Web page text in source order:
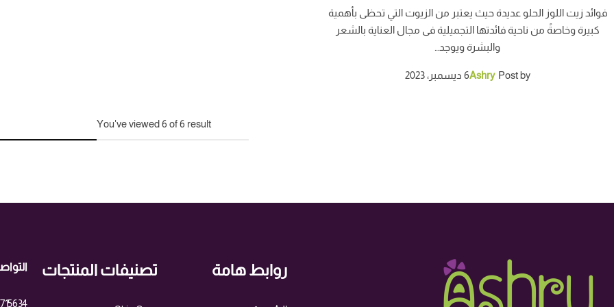
فوائد زيت اللوز الحلو عديدة حيث يعتبر من الزيوت التي تحظى بأهمية
كبيرة وخاصةً من ناحية فائدتها التجميلية فى مجال العناية بالشعر
والبشرة ويوجد…
Post by
Ashry6 ديسمبر، 2023
You've viewed6of6 result
روابط هامة تصنيفات المنتجات